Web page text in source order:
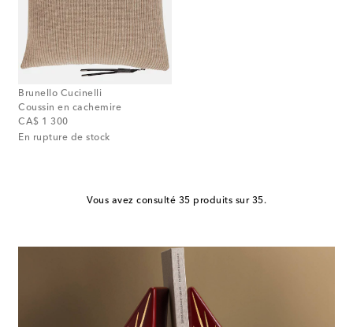
Brunello Cucinelli
Coussin en cachemire
CA$ 1 300
original price
En rupture de stock
Vous avez consulté 35 produits sur 35.